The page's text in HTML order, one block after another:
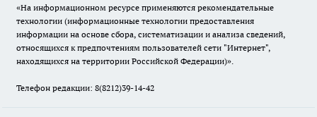
«На информационном ресурсе применяются рекомендательные
технологии (информационные технологии предоставления
информации на основе сбора, систематизации и анализа сведений,
относящихся к предпочтениям пользователей сети "Интернет",
находящихся на территории Российской Федерации)».
Телефон редакции: 8(8212)39-14-42